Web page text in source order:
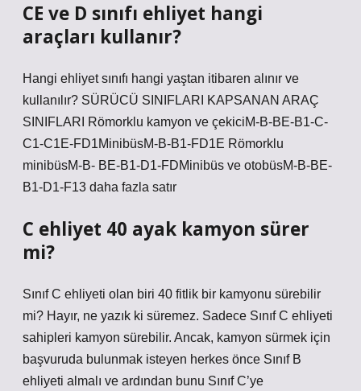
CE ve D sınıfı ehliyet hangi
araçları kullanır?
Hangi ehliyet sınıfı hangi yaştan itibaren alınır ve
kullanılır? SÜRÜCÜ SINIFLARI KAPSANAN ARAÇ
SINIFLARI Römorklu kamyon ve çekiciM-B-BE-B1-C-
C1-C1E-FD1MinibüsM-B-B1-FD1E Römorklu
minibüsM-B- BE-B1-D1-FDMinibüs ve otobüsM-B-BE-
B1-D1-F13 daha fazla satır
C ehliyet 40 ayak kamyon sürer
mi?
Sınıf C ehliyeti olan biri 40 fitlik bir kamyonu sürebilir
mi? Hayır, ne yazık ki süremez. Sadece Sınıf C ehliyeti
sahipleri kamyon sürebilir. Ancak, kamyon sürmek için
başvuruda bulunmak isteyen herkes önce Sınıf B
ehliyeti almalı ve ardından bunu Sınıf C’ye